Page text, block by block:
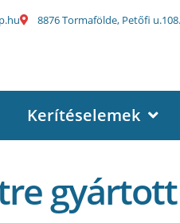
8876 Tormafölde, Petőfi u.108.
Kerítéselemek